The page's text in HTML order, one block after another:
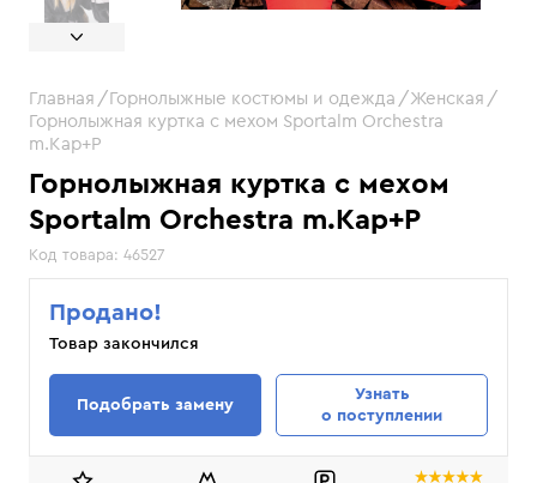
Горнолыжная куртка с мехом
Sportalm Orchestra m.Kap+P
Код товара: 46527
Главная Горнолыжные костюмы и одежда
Женская
Горнолыжная куртка с мехом Sportalm Orchestra
m.Kap+P
Продано!
Товар закончился
Подобрать замену
Узнать
о поступлении